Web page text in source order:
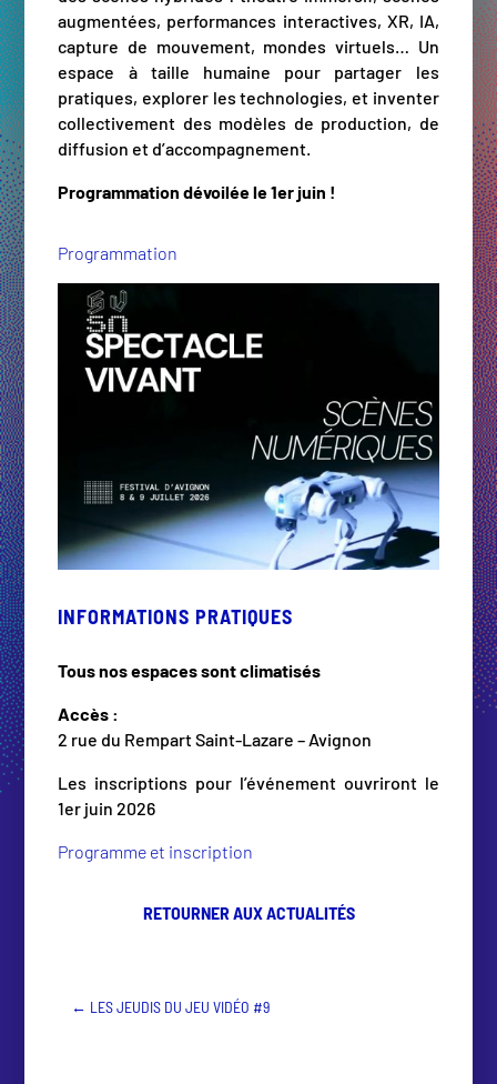
augmentées, performances interactives, XR, IA,
capture de mouvement, mondes virtuels… Un
espace à taille humaine pour partager les
pratiques, explorer les technologies, et inventer
collectivement des modèles de production, de
diffusion et d’accompagnement.
Programmation dévoilée le 1er juin !
Programmation
INFORMATIONS PRATIQUES
Tous nos espaces sont climatisés
Accès :
2 rue du Rempart Saint-Lazare – Avignon
Les inscriptions pour l’événement ouvriront le
1er juin 2026
Programme et inscription
RETOURNER AUX ACTUALITÉS
← LES JEUDIS DU JEU VIDÉO #9